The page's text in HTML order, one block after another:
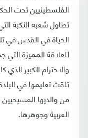
الفلسطينيين تحت
تطاول شعبه النكبة
الحياة في القدس في
للعلاقة المميزة
والاحترام الكبير
تلقت تعليمها في
من والديها المسيحيين
العربية وجوهرها.